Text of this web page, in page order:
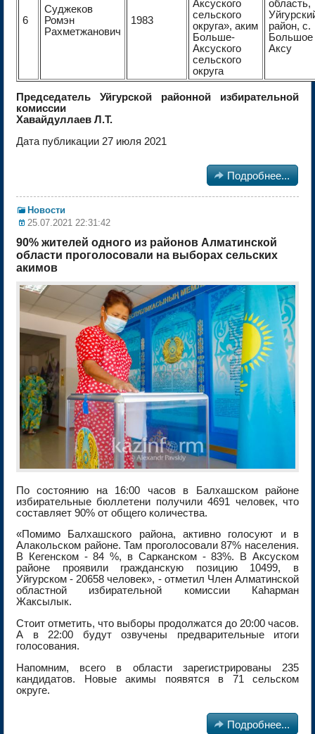
6
Суджеков
Ромэн
Рахметжанович
1983
Аксуского
сельского
округа», аким
Больше-
Аксуского
сельского
округа
область,
район, с.
Большое
Аксу
Председатель Уйгурской районной избирательной
комиссии
Хавайдуллаев Л.Т.
Дата публикации 27 июля 2021
 Подробнее...
Новости
25.07.2021 22:31:42
90% жителей одного из районов Алматинской
области проголосовали на выборах сельских
акимов
По состоянию на 16:00 часов в Балхашском районе
избирательные бюллетени получили 4691 человек, что
составляет 90% от общего количества.
«Помимо Балхашского района, активно голосуют и в
Алакольском районе. Там проголосовали 87% населения.
В Кегенском - 84 %, в Сарканском - 83%. В Аксуском
районе проявили гражданскую позицию 10499, в
Уйгурском - 20658 человек», - отметил Член Алматинской
областной избирательной комиссии Каһарман
Жаксылык.
Стоит отметить, что выборы продолжатся до 20:00 часов.
А в 22:00 будут озвучены предварительные итоги
голосования.
Напомним, всего в области зарегистрированы 235
кандидатов. Новые акимы появятся в 71 сельском
округе.
 Подробнее...